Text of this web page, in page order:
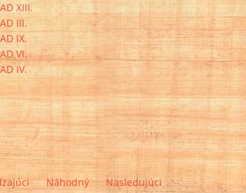
XIII.
III.
IX.
VI.
IV.
Náhodný Nasledujúci